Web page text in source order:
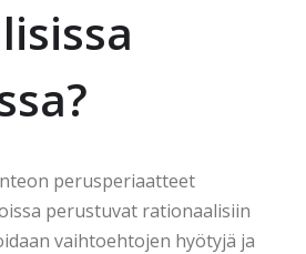
perusperiaatteet
perustuvat rationaalisiin
vaihtoehtojen hyötyjä ja